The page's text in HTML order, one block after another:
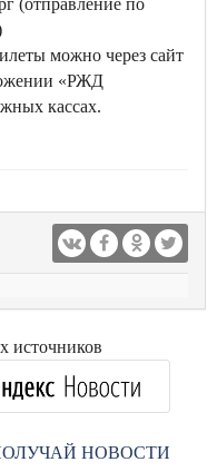
(отправление по
можно через сайт
«РЖД
кассах.
источников
НОВОСТИ